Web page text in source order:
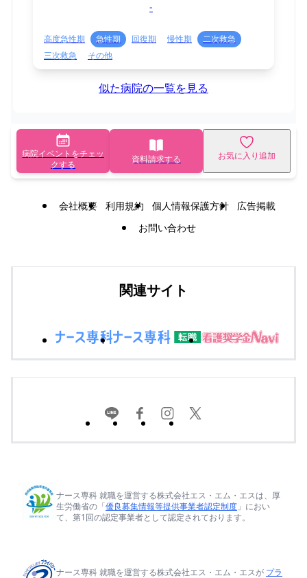
-
高度急性期 急性期 回復期 慢性期
二次救急
三次救急
その他
似た病院の一覧を見る
病院イベントをチェッ
クする
資料請求する お気に入り追加
会社概要 利用規約 個人情報保護方針
広告掲載
お問い合わせ
関連サイト
ナース専科 就職を運営する株式会社エス・エム・エスは、厚
生労働省の「優良募集情報等提供事業者認定制度 」におい
て、第1回の認定事業者として認定されております。
ナース専科 就職を運営する株式会社エス・エム・エスが プラ